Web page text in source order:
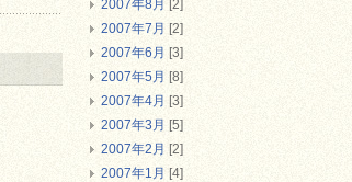
2007年8月 [2]
2007年7月 [2]
2007年6月 [3]
2007年5月 [8]
2007年4月 [3]
2007年3月 [5]
2007年2月 [2]
2007年1月 [4]